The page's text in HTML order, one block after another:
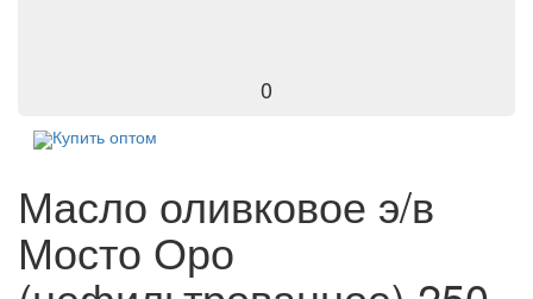
0
Купить оптом
Масло оливковое э/в
Мосто Оро